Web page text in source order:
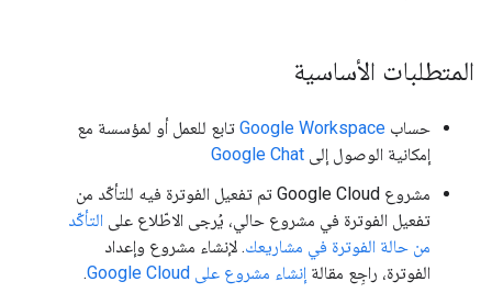
المتطلبات الأساسية
حساب Google Workspace تابع للعمل أو لمؤسسة مع
إمكانية الوصول إلى Google Chat
مشروع Google Cloud تم تفعيل الفوترة فيه للتأكّد من
تفعيل الفوترة في مشروع حالي، يُرجى الاطّلاع على التأكّد
من حالة الفوترة في مشاريعك. لإنشاء مشروع وإعداد
الفوترة، راجِع مقالة إنشاء مشروع على Google Cloud .